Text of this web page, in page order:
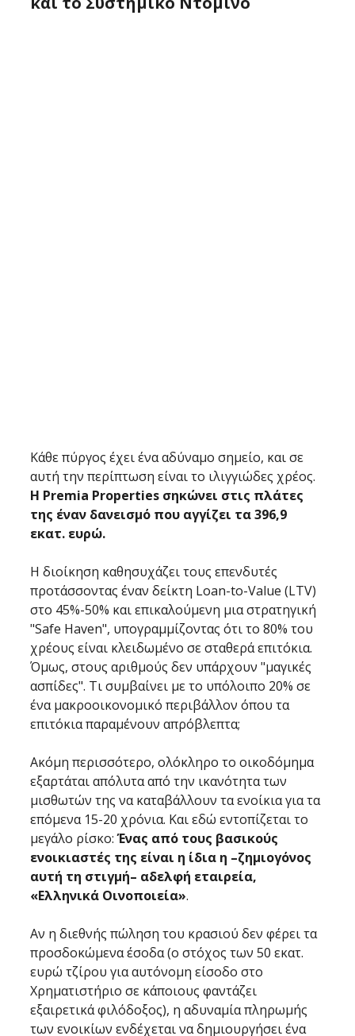
Κάθε πύργος έχει ένα αδύναμο σημείο, και σε
αυτή την περίπτωση είναι το ιλιγγιώδες χρέος.
Η Premia Properties σηκώνει στις πλάτες
της έναν δανεισμό που αγγίζει τα 396,9
εκατ. ευρώ.
Η διοίκηση καθησυχάζει τους επενδυτές
προτάσσοντας έναν δείκτη Loan-to-Value (LTV)
στο 45%-50% και επικαλούμενη μια στρατηγική
"Safe Haven", υπογραμμίζοντας ότι το 80% του
χρέους είναι κλειδωμένο σε σταθερά επιτόκια.
Όμως, στους αριθμούς δεν υπάρχουν "μαγικές
ασπίδες". Τι συμβαίνει με το υπόλοιπο 20% σε
ένα μακροοικονομικό περιβάλλον όπου τα
επιτόκια παραμένουν απρόβλεπτα;
Ακόμη περισσότερο, ολόκληρο το οικοδόμημα
εξαρτάται απόλυτα από την ικανότητα των
μισθωτών της να καταβάλλουν τα ενοίκια για τα
επόμενα 15-20 χρόνια. Και εδώ εντοπίζεται το
μεγάλο ρίσκο: Ένας από τους βασικούς
ενοικιαστές της είναι η ίδια η –ζημιογόνος
αυτή τη στιγμή– αδελφή εταιρεία,
«Ελληνικά Οινοποιεία».
Αν η διεθνής πώληση του κρασιού δεν φέρει τα
προσδοκώμενα έσοδα (ο στόχος των 50 εκατ.
ευρώ τζίρου για αυτόνομη είσοδο στο
Χρηματιστήριο σε κάποιους φαντάζει
εξαιρετικά φιλόδοξος), η αδυναμία πληρωμής
των ενοικίων ενδέχεται να δημιουργήσει ένα